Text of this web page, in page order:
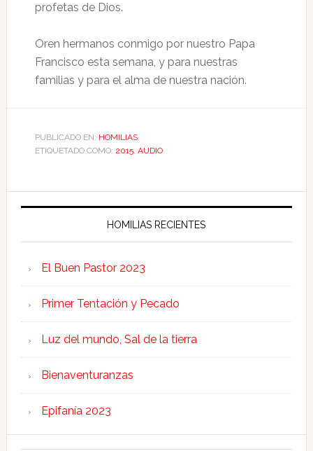
profetas de Dios.
Oren hermanos conmigo por nuestro Papa
Francisco esta semana, y para nuestras
familias y para el alma de nuestra nación.
PUBLICADO EN: HOMILIAS
ETIQUETADO COMO: 2015, AUDIO
HOMILIAS RECIENTES
El Buen Pastor 2023
Primer Tentación y Pecado
Luz del mundo, Sal de la tierra
Bienaventuranzas
Epifanía 2023